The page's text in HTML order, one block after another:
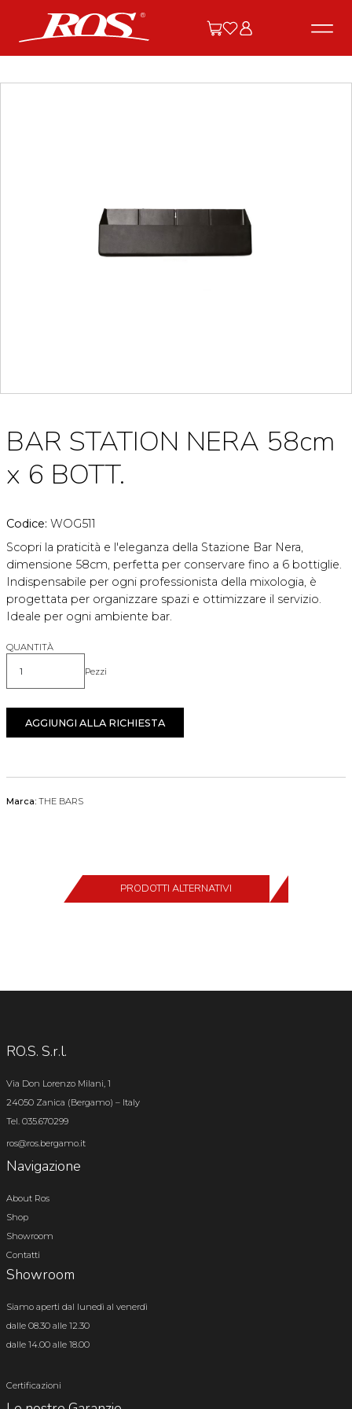
BAR STATION NERA 58cm
x 6 BOTT.
Codice: WOG511
Scopri la praticità e l'eleganza della Stazione Bar Nera,
dimensione 58cm, perfetta per conservare fino a 6 bottiglie.
Indispensabile per ogni professionista della mixologia, è
progettata per organizzare spazi e ottimizzare il servizio.
Ideale per ogni ambiente bar.
QUANTITÀ
Quantità Pezzi
AGGIUNGI ALLA RICHIESTA
Marca: THE BARS
PRODOTTI ALTERNATIVI
RO.S. S.r.l.
Via Don Lorenzo Milani, 1
24050 Zanica (Bergamo) – Italy
Tel. 035.670299
ros@ros.bergamo.it
Navigazione
About Ros
Shop
Showroom
Contatti
Showroom
Siamo aperti dal lunedì al venerdì
dalle 08.30 alle 12.30
dalle 14.00 alle 18.00
Certificazioni